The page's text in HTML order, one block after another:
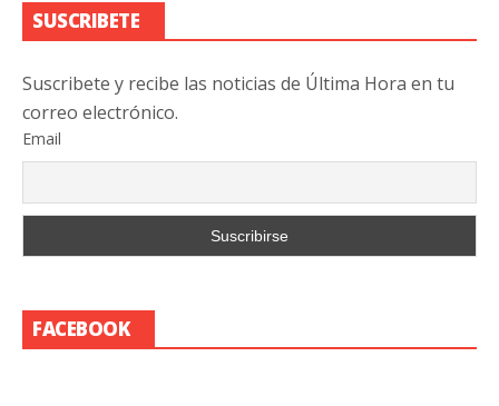
SUSCRIBETE
Suscribete y recibe las noticias de Última Hora en tu
correo electrónico.
Email
FACEBOOK